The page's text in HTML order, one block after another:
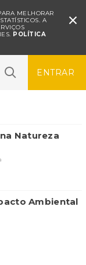
MELHORAR
A
POLÍTICA

ENTRAR
Natureza
Ambiental